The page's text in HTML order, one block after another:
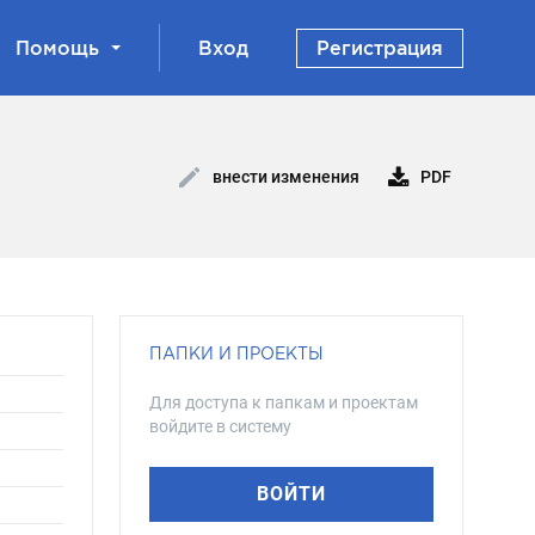
Помощь Вход Регистрация
внести изменения PDF
ПАПКИ И ПРОЕКТЫ
Для доступа к папкам и проектам
войдите в систему
ВОЙТИ